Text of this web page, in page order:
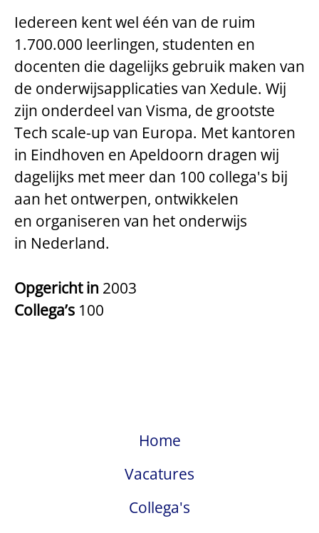
Iedereen kent wel één van de ruim
1.700.000 leerlingen, studenten en
docenten die dagelijks gebruik maken van
de onderwijsapplicaties van Xedule. Wij
zijn onderdeel van Visma, de grootste
Tech scale-up van Europa. Met kantoren
in Eindhoven en Apeldoorn dragen wij
dagelijks met meer dan 100 collega's bij
aan het ontwerpen, ontwikkelen
en organiseren van het onderwijs
in Nederland.
Opgericht in 2003
Collega’s 100
Home
Vacatures
Collega's